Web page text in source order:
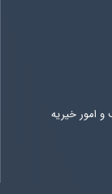
و امور خیریه